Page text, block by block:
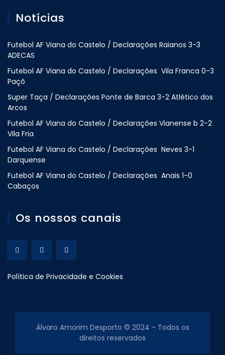
Notícias
Futebol AF Viana do Castelo / Declarações Raianos 3-3
ADECAS
Futebol AF Viana do Castelo / Declarações Vila Franca 0-3
Paçõ
Super Taça / Declarações Ponte de Barca 3-2 Atlético dos
Arcos
Futebol AF Viana do Castelo / Declarações Vianense b 2-2
Vila Fria
Futebol AF Viana do Castelo / Declarações Neves 3-1
Darquense
Futebol AF Viana do Castelo / Declarações Anais 1-0
Cabaços
Os nossos canais
Política de Privacidade e Cookies
Álvaro Amorim Desporto © 2024 - Todos os
direitos reservados